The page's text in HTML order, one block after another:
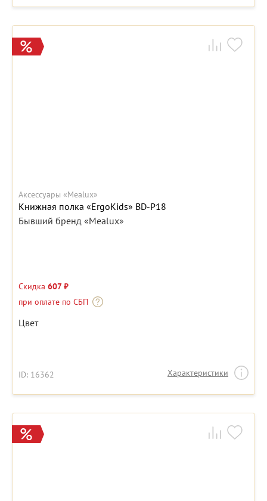
Аксессуары «Mealux»
Книжная полка «ErgoKids» BD-P18
Бывший бренд «Mealux»
Скидка 607 ₽
при оплате по СБП
Цвет
ID: 16362 Характеристики